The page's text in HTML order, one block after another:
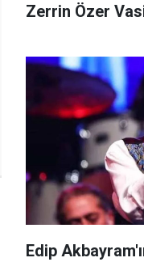
Zerrin Özer
Edip